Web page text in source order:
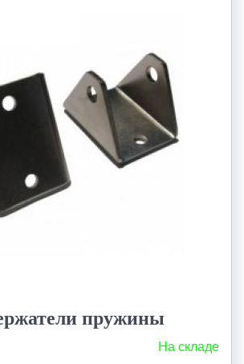
пружины
На складе